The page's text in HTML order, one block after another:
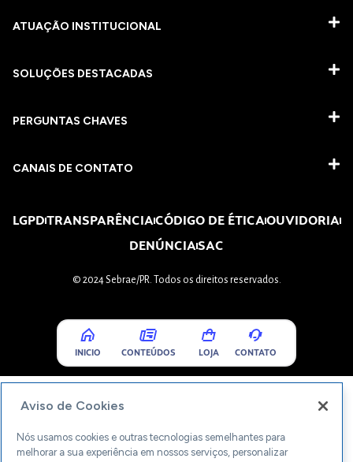
ATUAÇÃO INSTITUCIONAL
SOLUÇÕES DESTACADAS
PERGUNTAS CHAVES​
CANAIS DE CONTATO
LGPDTRANSPARÊNCIACÓDIGO DE ÉTICAOUVIDORIA
DENÚNCIASAC
© 2024 Sebrae/PR. Todos os direitos reservados.
INICIO CONTEÚDOS LOJA CONTATO
Aviso de Cookies
Nós usamos cookies e outras tecnologias semelhantes para
melhorar a sua experiência em nossos serviços, personalizar